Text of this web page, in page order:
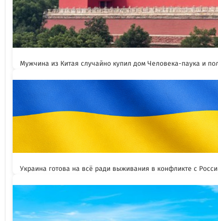
Мужчина из Китая случайно купил дом Человека-паука и
Украина готова на всё ради выживания в конфликте с